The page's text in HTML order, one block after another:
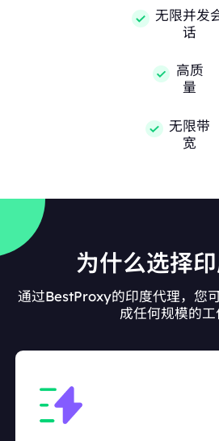
无限并发
话
高质
量
无限带
宽
为什么选择
通过BestProxy的印度代理，您
成任何规模的工